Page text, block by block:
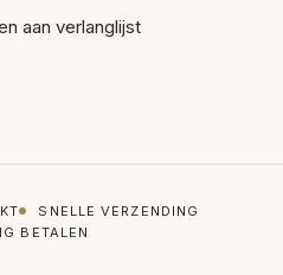
aan verlanglijst
SNELLE VERZENDING
BETALEN